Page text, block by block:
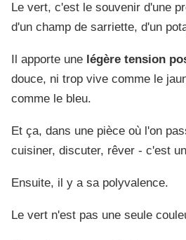
Le vert, c'est le souvenir d'une
d'un champ de sarriette, d'un
Il apporte une légère tension
douce, ni trop vive comme le
comme le bleu.
Et ça, dans une pièce où l'on
cuisiner, discuter, rêver - c'est
Ensuite, il y a sa polyvalence.
Le vert n'est pas une seule